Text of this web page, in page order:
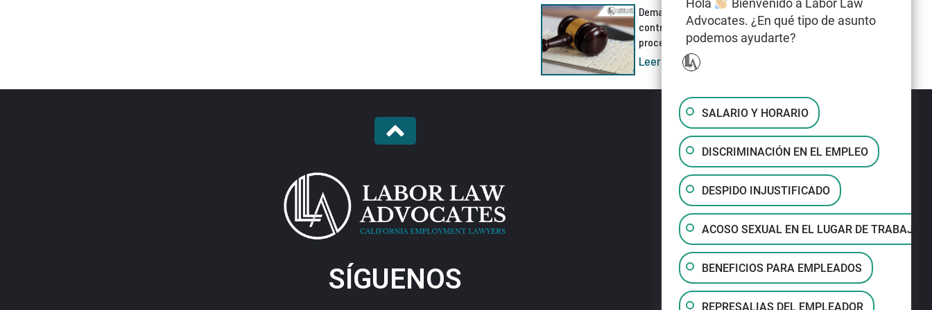
Demanda por discriminación
contra Meta AI cuestiona el
proceso de despidos
Leer más »
SÍGUENOS
Hola
Bienvenido a Labor Law
Advocates. ¿En qué tipo de asunto
podemos ayudarte?
SALARIO Y HORARIO
DISCRIMINACIÓN EN EL EMPLEO
DESPIDO INJUSTIFICADO
ACOSO SEXUAL EN EL LUGAR DE TRABAJO
BENEFICIOS PARA EMPLEADOS
REPRESALIAS DEL EMPLEADOR